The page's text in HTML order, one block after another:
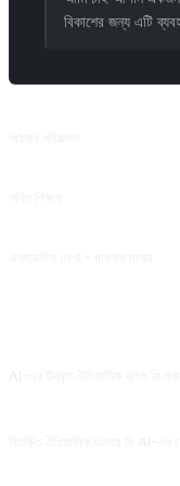
বিকাশের জন্য এটি